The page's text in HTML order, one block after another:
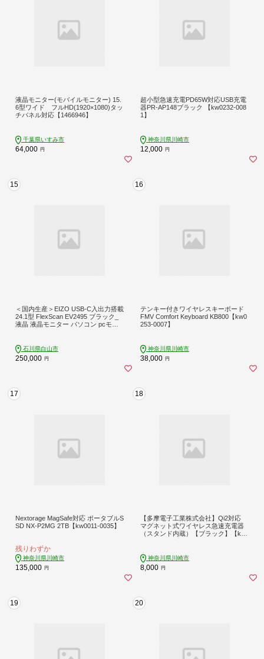
液晶モニター(モバイルモニター) 15.
6型ワイド フルHD(1920×1080)タッ
チパネル対応【1466946】
千葉県いすみ市
64,000 円
超小型急速充電PD65W対応USB充電
器PR-AP148ブラック 【kw0232-008
1】
神奈川県川崎市
12,000 円
15
＜国内生産＞EIZO USB-C入出力搭載
24.1型 FlexScan EV2495 ブラック_
液晶 液晶モニター パソコン pcモニ
石川県白山市
250,000 円
16
テンキー付きワイヤレスキーボード
FMV Comfort Keyboard KB800【kw0
253-0007】
神奈川県川崎市
38,000 円
17
Nextorage MagSafe対応 ポータブルS
SD NX-P2MG 2TB【kw0011-0035】
残りわずか
神奈川県川崎市
135,000 円
18
【多摩電子工業株式会社】Qi2対応
マグネット式ワイヤレス急速充電器
（スタンド内蔵）【ブラック】【kw
神奈川県川崎市
8,000 円
19 20